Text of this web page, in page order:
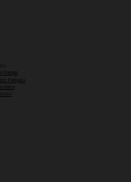
Franquias
marca